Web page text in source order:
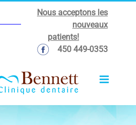
Nous acceptons les
nouveaux
patients!
450 449-0353